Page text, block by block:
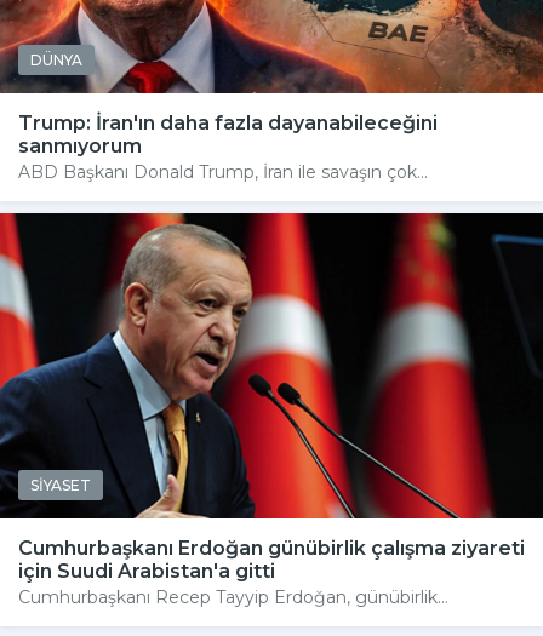
DÜNYA
Trump: İran'ın daha fazla dayanabileceğini
sanmıyorum
ABD Başkanı Donald Trump, İran ile savaşın çok...
SİYASET
Cumhurbaşkanı Erdoğan günübirlik çalışma ziyareti
için Suudi Arabistan'a gitti
Cumhurbaşkanı Recep Tayyip Erdoğan, günübirlik...